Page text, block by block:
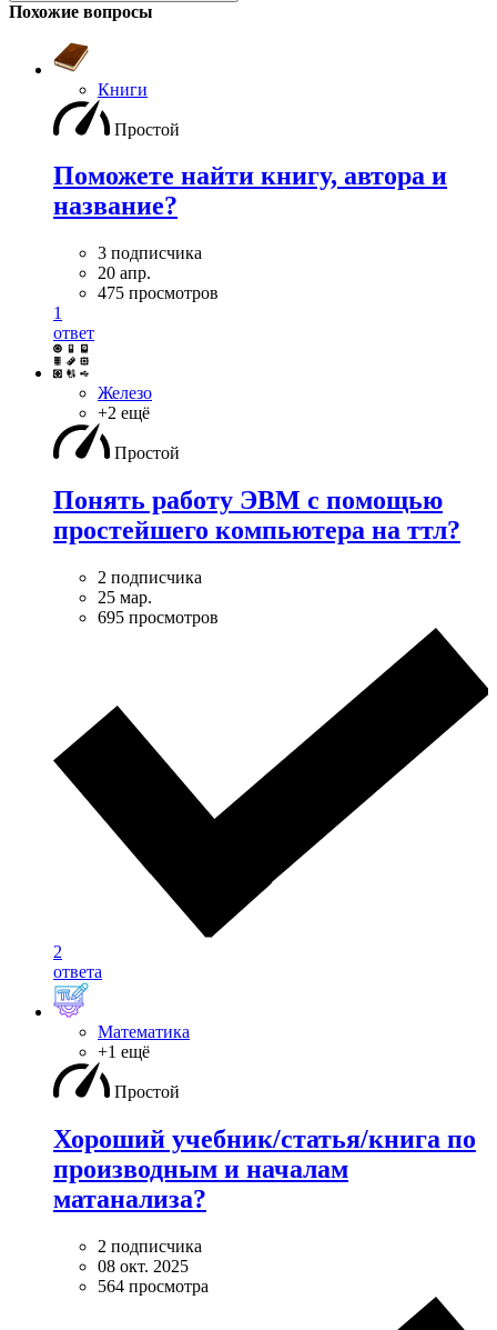
Похожие вопросы
Книги
Простой
Поможете найти книгу, автора и
название?
3 подписчика
20 апр.
475 просмотров
1
ответ
Железо
+2 ещё
Простой
Понять работу ЭВМ с помощью
простейшего компьютера на ттл?
2 подписчика
25 мар.
695 просмотров
2
ответа
Математика
+1 ещё
Простой
Хороший учебник/статья/книга по
производным и началам
матанализа?
2 подписчика
08 окт. 2025
564 просмотра